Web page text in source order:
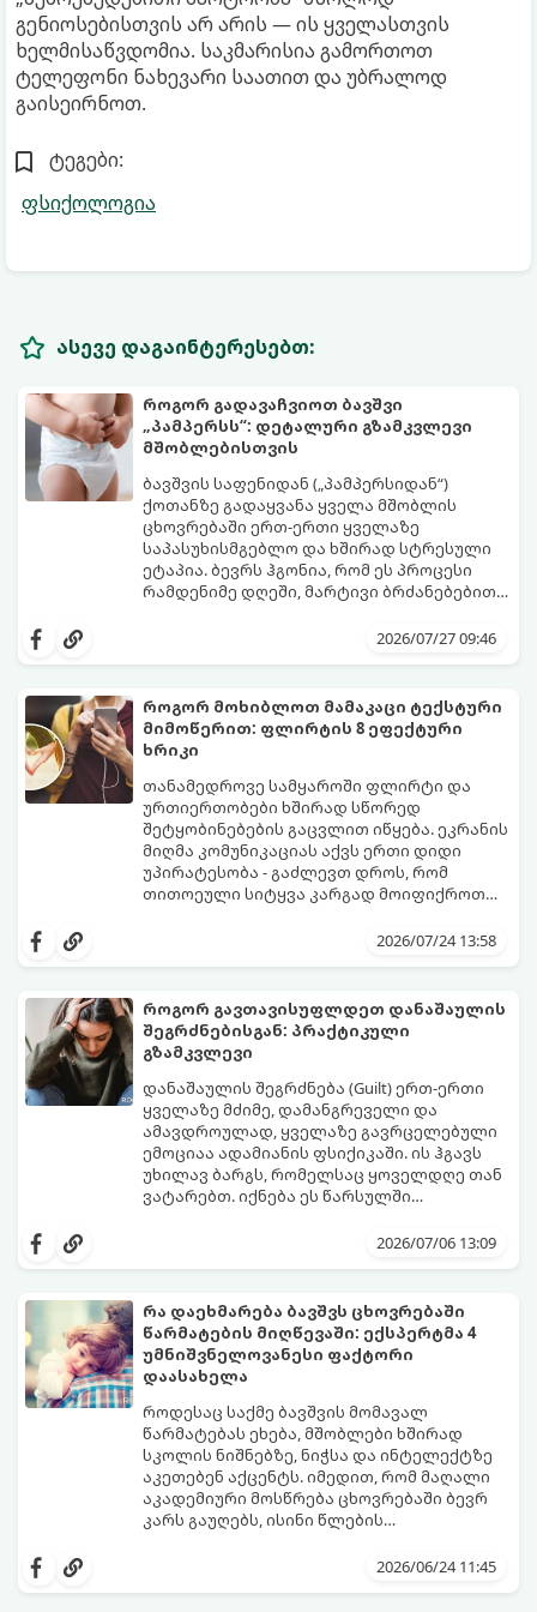
გენიოსებისთვის არ არის — ის ყველასთვის
ხელმისაწვდომია. საკმარისია გამორთოთ
ტელეფონი ნახევარი საათით და უბრალოდ
გაისეირნოთ.
ტეგები:
ფსიქოლოგია
ასევე დაგაინტერესებთ:
როგორ გადავაჩვიოთ ბავშვი
„პამპერსს“: დეტალური გზამკვლევი
მშობლებისთვის
ბავშვის საფენიდან („პამპერსიდან“)
ქოთანზე გადაყვანა ყველა მშობლის
ცხოვრებაში ერთ-ერთი ყველაზე
საპასუხისმგებლო და ხშირად სტრესული
ეტაპია. ბევრს ჰგონია, რომ ეს პროცესი
რამდენიმე დღეში, მარტივი ბრძანებებით
ფიზიოლოგიური და ფსიქოლოგიური
მოთმინებას მოითხოვს.
როგორ გახადოთ ეს პროცესი2026/07/27 09:46
როგორ მოხიბლოთ მამაკაცი ტექსტური
მიმოწერით: ფლირტის 8 ეფექტური
ხრიკი
თანამედროვე სამყაროში ფლირტი და
ურთიერთობები ხშირად სწორედ
შეტყობინებების გაცვლით იწყება. ეკრანის
მიღმა კომუნიკაციას აქვს ერთი დიდი
უპირატესობა - გაძლევთ დროს, რომ
თითოეული სიტყვა კარგად მოიფიქროთ
მოაცილოს და მოუთმენლად ელოდოს
წესი:
2026/07/24 13:58
როგორ გავთავისუფლდეთ დანაშაულის
შეგრძნებისგან: პრაქტიკული
გზამკვლევი
დანაშაულის შეგრძნება (Guilt) ერთ-ერთი
ყველაზე მძიმე, დამანგრეველი და
ამავდროულად, ყველაზე გავრცელებული
ემოციაა ადამიანის ფსიქიკაში. ის ჰგავს
უხილავ ბარგს, რომელსაც ყოველდღე თან
ვატარებთ. იქნება ეს წარსულში
ტკენა, ოჯახის წევრებისთვის
გადაჭარბებული მოთხოვნები
-დანაშაულის განცდა შიგნიდან ფიტავს
ადამიანს და ართმევს მას აწმყოთი
ტკბობის უნარს.
დანაშაულის გრძნობას აქვს თავისი
საკუთარი თუ საზოგადოებრივი მორალური
კოდექსი. თუმცა, როდესაც ეს ემოცია
ქრონიკულ ფორმას იღებს, ის ნევროზულ,
ტოქსიკურ სინდრომად იქცევა.
გთავაზობთ პრაქტიკულ, ფსიქოლოგიურ
გზამკვლევს, თუ როგორ დაამუშაოთ
წარსულის შეცდომები და
გათავისუფლდეთ ამ მძიმე ტვირთისგან:
2026/07/06 13:09
რა დაეხმარება ბავშვს ცხოვრებაში
წარმატების მიღწევაში: ექსპერტმა 4
უმნიშვნელოვანესი ფაქტორი
დაასახელა
როდესაც საქმე ბავშვის მომავალ
წარმატებას ეხება, მშობლები ხშირად
სკოლის ნიშნებზე, ნიჭსა და ინტელექტზე
აკეთებენ აქცენტს. იმედით, რომ მაღალი
აკადემიური მოსწრება ცხოვრებაში ბევრ
კარს გაუღებს, ისინი წლების
შედეგების გაუმჯობესებაზე. თუმცა,
თვითკონტროლი ადამიანს ეხმარება
2026/06/24 11:45